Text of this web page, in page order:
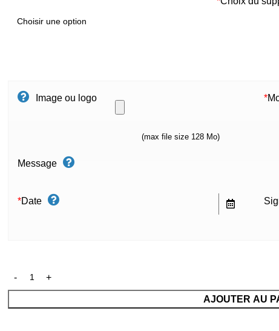
Image ou logo
(max file size 128 Mo)
*
Message
*Date
AJOUTER AU